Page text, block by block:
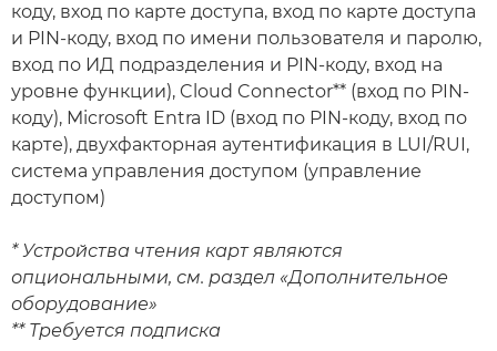
коду, вход по карте доступа, вход по карте доступа
и PIN-коду, вход по имени пользователя и паролю,
вход по ИД подразделения и PIN-коду, вход на
уровне функции), Cloud Connector** (вход по PIN-
коду), Microsoft Entra ID (вход по PIN-коду, вход по
карте), двухфакторная аутентификация в LUI/RUI,
система управления доступом (управление
доступом)
* Устройства чтения карт являются
опциональными, см. раздел «Дополнительное
оборудование»
** Требуется подписка